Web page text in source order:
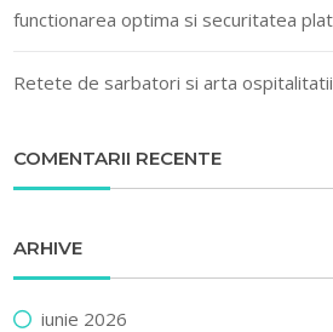
functionarea optima si securitatea
Retete de sarbatori si arta
COMENTARII RECENTE
ARHIVE
iunie 2026